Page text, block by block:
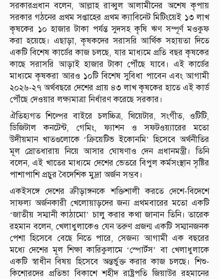
সরকারপ্রধান বলেন, আল্লাহ রাব্বুল আলামীনের অশেষ কৃপায়
সরকার গঠনের প্রথম সপ্তাহের প্রথম ক্যাবিনেট মিটিংয়েই ১৩ লাখ
কৃষকের ১০ হাজার টাকা পর্যন্ত সুদসহ কৃষি ঋণ সম্পূর্ণ মওকুফ
করা হয়েছে। এছাড়া, কৃষকদের সরাসরি আর্থিক সহায়তা দিতে
একটি বিশেষ কার্ডের কাজ চলছে, যার মাধ্যমে প্রতি বছর কৃষকের
কাছে সরাসরি আড়াই হাজার টাকা পৌঁছে যাবে। এই কার্ডের
মাধ্যমে কৃষকরা আরও ১০টি বিশেষ সুবিধা পাবেন এবং আগামী
২০২৬-২৭ অর্থবছরে দেশের প্রায় ৪৩ লাখ কৃষকের হাতে এই কার্ড
পৌঁছে দেওয়ার লক্ষ্যমাত্রা নির্ধারণ করেছে সরকার।
ঐতিহ্যগত শিল্পের বাইরে চলচ্চিত্র, থিয়েটার, সংগীত, ওটিটি,
ডিজিটাল কনটেন্ট, গেমিং, ফ্যাশন ও সফটওয়্যারের মতো
উদীয়মান খাতগুলোকে ‘ক্রিয়েটিভ ইকোনমি’ হিসেবে অর্থনীতির
মূল স্রোতধারায় নিয়ে আসার ঘোষণাও দেন প্রধানমন্ত্রী। তিনি
বলেন, এই খাতের মাধ্যমে দেশের ভেতরে বিপুল কর্মসংস্থান সৃষ্টির
পাশাপাশি প্রচুর বৈদেশিক মুদ্রা অর্জন সম্ভব।
একইসঙ্গে দেশের ক্রীড়াঙ্গনকে শক্তিশালী করতে দেশে-বিদেশে
সাফল্য অর্জনকারী খেলোয়াড়দের জন্য প্রথমবারের মতো একটি
‘জাতীয় সম্মানী কাঠামো’ চালু করার কথা জানান তিনি। তারেক
রহমান বলেন, খেলাধুলাকেও যেন তরুণ প্রজন্ম একটি সম্মানজনক
পেশা হিসেবে বেছে নিতে পারে, সেজন্য আগামী এক বছরের
মধ্যে দেশের মূল শিক্ষা কারিকুলামে ‘স্পোর্টস’ বা খেলাধুলাকে
একটি স্বাধীন বিষয় হিসেবে অন্তর্ভুক্ত করার কাজ চলছে। শিশু-
কিশোরদের প্রতিভা বিকাশে শহীদ রাষ্ট্রপতি জিয়াউর রহমানের